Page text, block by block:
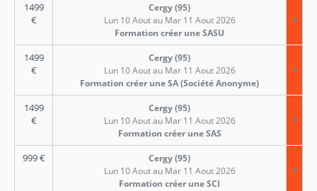
1499
€
Cergy (95)
Lun 10 Aout au Mar 11 Aout 2026
Formation créer une SASU
1499
€
Cergy (95)
Lun 10 Aout au Mar 11 Aout 2026
Formation créer une SA (Société Anonyme)
1499
€
Cergy (95)
Lun 10 Aout au Mar 11 Aout 2026
Formation créer une SAS
999€
Cergy (95)
Lun 10 Aout au Mar 11 Aout 2026
Formation créer une SCI